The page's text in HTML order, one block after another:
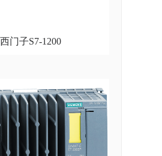
西门子S7-1200